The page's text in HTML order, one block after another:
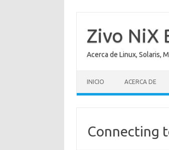
contenido
Zivo NiX
Acerca de Linux, Solaris,
INICIO ACERCA DE
Connecting